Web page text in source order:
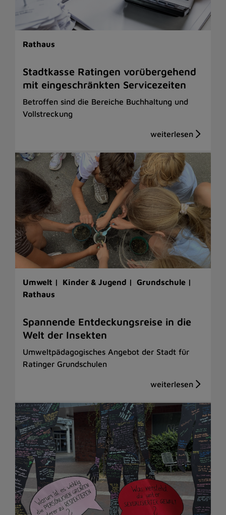
Rathaus
Stadtkasse Ratingen vorübergehend
mit eingeschränkten Servicezeiten
Betroffen sind die Bereiche Buchhaltung und
Vollstreckung
Umwelt | Kinder & Jugend |
Grundschule |
Rathaus
Spannende Entdeckungsreise in die
Welt der Insekten
Umweltpädagogisches Angebot der Stadt für
Ratinger Grundschulen